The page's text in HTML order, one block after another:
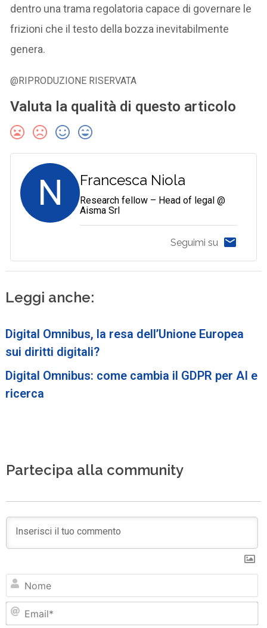
dentro una trama regolatoria capace di governare le
frizioni che il testo della bozza inevitabilmente
genera.
@RIPRODUZIONE RISERVATA
Valuta la qualità di questo articolo
N Francesca Niola
Research fellow – Head of legal @
Aisma Srl
Seguimi su
Leggi anche:
Digital Omnibus, la resa dell’Unione Europea
sui diritti digitali?
Digital Omnibus: come cambia il GDPR per AI e
ricerca
Partecipa alla community